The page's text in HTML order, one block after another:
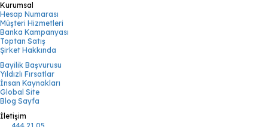
Kurumsal
Hesap Numarası
Müşteri Hizmetleri
Banka Kampanyası
Toptan Satış
Şirket Hakkında
Bayilik Başvurusu
Yıldızlı Fırsatlar
İnsan Kaynakları
Global Site
Blog Sayfa
İletişim